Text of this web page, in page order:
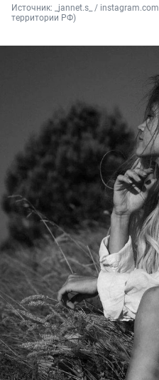
Источник:
_jannet.s_ /
территории РФ)